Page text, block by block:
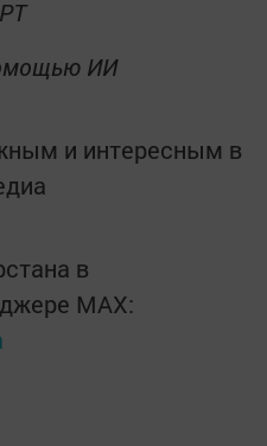
ИИ
и интересным в
в
MАХ: